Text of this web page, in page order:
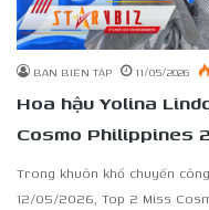
BAN BIÊN TẬP 11/05/2026
Hoa hậu Yolina
Cosmo Philippines
Trong khuôn khổ chuyến
12/05/2026, Top 2 Miss